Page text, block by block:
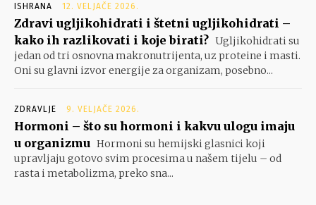
ISHRANA 12. VELJAČE 2026.
Zdravi ugljikohidrati i štetni ugljikohidrati –
kako ih razlikovati i koje birati? Ugljikohidrati su
jedan od tri osnovna makronutrijenta, uz proteine i masti.
Oni su glavni izvor energije za organizam, posebno...
ZDRAVLJE 9. VELJAČE 2026.
Hormoni – što su hormoni i kakvu ulogu imaju
u organizmu Hormoni su hemijski glasnici koji
upravljaju gotovo svim procesima u našem tijelu – od
rasta i metabolizma, preko sna...